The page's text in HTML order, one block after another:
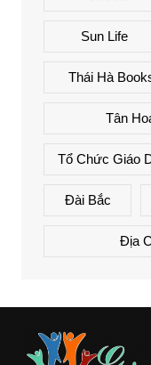
Sun Life
Thái Hà
Tân
Tổ Chức Giáo
Đài Bắc
Địa